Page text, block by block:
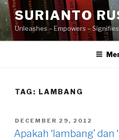
Skip
to
content
SURIANTO
Unleashes – Empowers – Signifies
TAG: LAMBANG
POSTED
ON
DECEMBER 29, 2012
Apakah ‘lambang’ dan